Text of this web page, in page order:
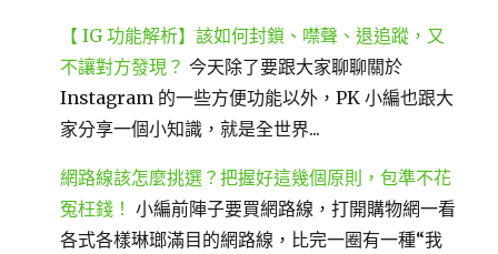
【 IG 功能解析】該如何封鎖、噤聲、退追蹤，又
不讓對方發現？ 今天除了要跟大家聊聊關於
Instagram 的一些方便功能以外，PK 小編也跟大
家分享一個小知識，就是全世界...
網路線該怎麼挑選？把握好這幾個原則，包準不花
冤枉錢！ 小編前陣子要買網路線，打開購物網一看
各式各樣琳瑯滿目的網路線，比完一圈有一種“我